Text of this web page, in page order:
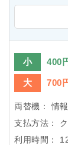
小 400
大 700
両替機：
情
支払方法：
利用時間：